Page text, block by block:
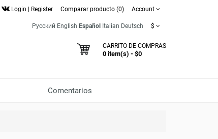
Login Register Comparar producto (0) Account
Русский English Español Italian Deutsch $
CARRITO DE COMPRAS
0 item(s) - $0
Comentarios